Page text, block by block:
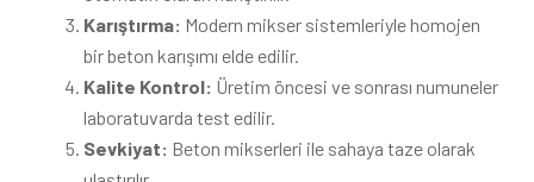
Karıştırma: Modern mikser sistemleriyle homojen
bir beton karışımı elde edilir.
Kalite Kontrol: Üretim öncesi ve sonrası numuneler
laboratuvarda test edilir.
Sevkiyat: Beton mikserleri ile sahaya taze olarak